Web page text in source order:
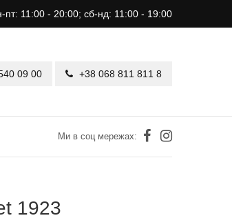
пт: 11:00 - 20:00; сб-нд: 11:00 - 19:00
09 00 +38 068 811 811 8
Ми в соц мережах:
1923